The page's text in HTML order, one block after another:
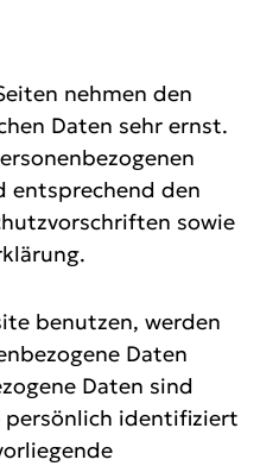
nehmen den
Daten sehr ernst.
entsprechend den
sowie
benutzen, werden
Daten
Daten sind
persönlich identifiziert